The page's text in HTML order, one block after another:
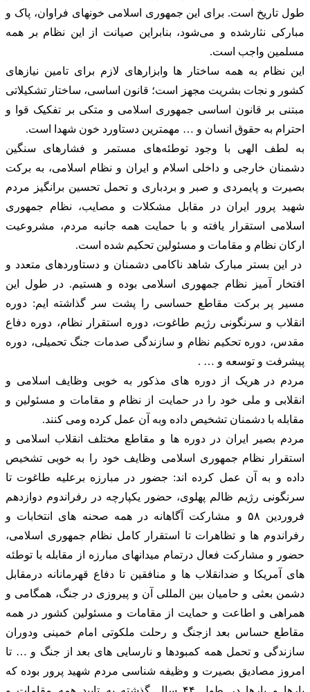
طول تاریخ است. برای این جمهوری اسلامی خونهای فراوان، پاک و
مبارکی نثارشده و می‌شود، بنابراین صیانت از این نظام بر همه
مسلمین واجب است.
این نظام به همه ساختار ها وابزارهای لازم برای تامین نیازهای
کشور و نجات بشریت مجهز است؛ قانون اساسی، ساختار تشکیلاتی
مبتنی بر قانون اساسی جمهوری اسلامی و متکی بر تفکیک قوا و
احترام به حقوق انسان و … مهمترین دستاورد خون شهدا است.
به لطف الهی با وجود توطئه‌های مستمر و فشارهای سنگین
دشمنان خارجی و داخلی اسلام و ایران و نظام اسلامی، به برکت
بصیرت و پایمردی و صبر و بردباری و تحمل تحسین برانگیز مردم
شهید پرور ایران در مقابل مشکلات و مصایب، نظام جمهوری
اسلامی استقرار یافته و با حمایت همه جانبه مردم، مشروعیت
ارکان نظام و مقامات و مسئولین تحکیم شده است.
در این بستر مبارک شاهد ناکامی دشمنان و دستاوردهای متعدد و
افتخار آمیز نظام جمهوری اسلامی بوده و هستیم. در طول این
مسیر پر برکت مقاطع حساسی را پشت سر گذاشته ایم: دوره
انقلاب و سرنگونی رژیم طاغوت، دوره استقرار نظام، دوره دفاع
مقدس، دوره تحکیم نظام و سازندگی صدمات جنگ تحمیلی، دوره
پیشرفت و توسعه و … .
مردم در هریک از دوره های مذکور به خوبی وظایف اسلامی و
انقلابی و ملی خود را در حمایت از نظام و مقامات و مسئولین و
مقابله با دشمنان تشخیص داده وبه آن عمل کرده ومی کنند.
مردم بصیر ایران در دوره ها و مقاطع مختلف انقلاب اسلامی و
استقرار نظام جمهوری اسلامی وظایف خود را به خوبی تشخیص
داده و به آن عمل کرده اند: جضور در مبارزه برعلیه طاغوت تا
سرنگونی رژیم ظالم پهلوی، حضور یکپارچه در رفراندوم دوازدهم
فروردین ۵۸ و مشارکت آگاهانه در همه صحنه های انتخابات و
رفراندوم ها و تظاهرات تا استقرار کامل نظام جمهوری اسلامی،
حضور و مشارکت فعال درتمام میدانهای مبارزه از مقابله با توطئه
های آمریکا و ضدانقلاب ها و منافقین تا دفاع قهرمانانه درمقابل
دشمن بعثی و حامیان بین المللی آن و پیروزی در جنگ، همگامی و
همراهی و اطاعت و حمایت از مقامات و مسئولین کشور در همه
مقاطع حساس بعد ازجنگ و رحلت ملکوتی امام خمینی ودوران
سازندگی و تحمل همه کمبودها و نارسایی های بعد از جنگ و … تا
امروز مصادیق بصیرت و وظیفه شناسی مردم شهید پرور بوده که